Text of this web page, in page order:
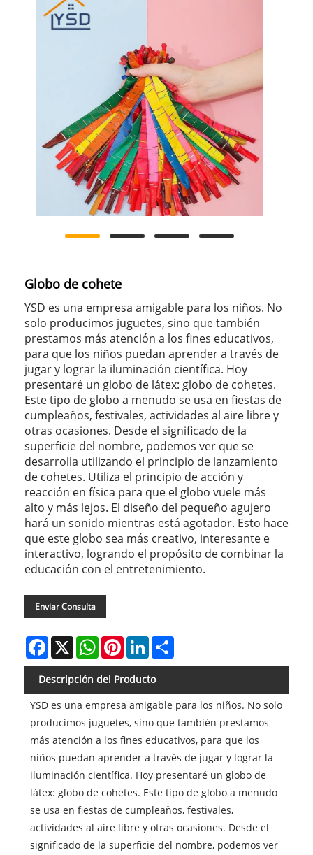
Globo de cohete
YSD es una empresa amigable para los niños. No
solo producimos juguetes, sino que también
prestamos más atención a los fines educativos,
para que los niños puedan aprender a través de
jugar y lograr la iluminación científica. Hoy
presentaré un globo de látex: globo de cohetes.
Este tipo de globo a menudo se usa en fiestas de
cumpleaños, festivales, actividades al aire libre y
otras ocasiones. Desde el significado de la
superficie del nombre, podemos ver que se
desarrolla utilizando el principio de lanzamiento
de cohetes. Utiliza el principio de acción y
reacción en física para que el globo vuele más
alto y más lejos. El diseño del pequeño agujero
hará un sonido mientras está agotador. Esto hace
que este globo sea más creativo, interesante e
interactivo, logrando el propósito de combinar la
educación con el entretenimiento.
Enviar Consulta
Facebook
X WhatsAppPinterestLinkedIn
Descripción del Producto
YSD es una empresa amigable para los niños. No solo
producimos juguetes, sino que también prestamos
más atención a los fines educativos, para que los
niños puedan aprender a través de jugar y lograr la
iluminación científica. Hoy presentaré un globo de
látex: globo de cohetes. Este tipo de globo a menudo
se usa en fiestas de cumpleaños, festivales,
actividades al aire libre y otras ocasiones. Desde el
significado de la superficie del nombre, podemos ver